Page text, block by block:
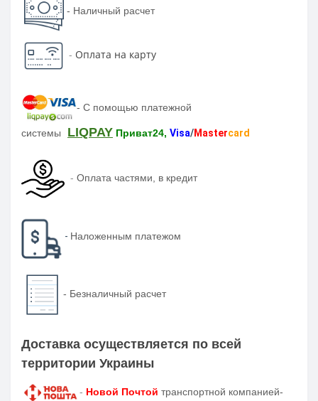
- Наличный расчет
- Оплата на карту
- С помощью платежной
системы LIQPAY Приват24, Visa/Mastercard
- Оплата частями, в кредит
- Наложенным платежом
- Безналичный расчет
Доставка осуществляется по всей
территории Украины
- Новой Почтой транспортной компанией-